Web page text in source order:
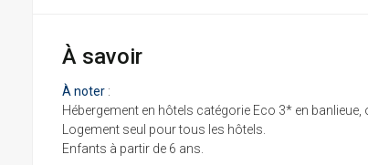
À savoir
À noter :
Hébergement en hôtels catégorie Eco 3* en
Logement seul pour tous les hôtels.
Enfants à partir de 6 ans.